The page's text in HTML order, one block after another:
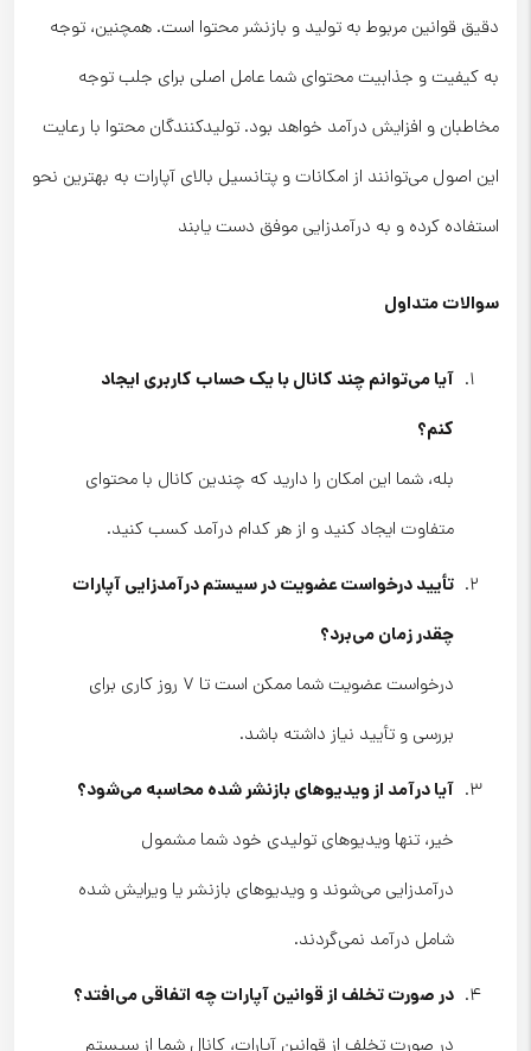
دقیق قوانین مربوط به تولید و بازنشر محتوا است. همچنین، توجه
به کیفیت و جذابیت محتوای شما عامل اصلی برای جلب توجه
مخاطبان و افزایش درآمد خواهد بود. تولیدکنندگان محتوا با رعایت
این اصول می‌توانند از امکانات و پتانسیل بالای آپارات به بهترین نحو
استفاده کرده و به درآمدزایی موفق دست یابند
سوالات متداول
آیا می‌توانم چند کانال با یک حساب کاربری ایجاد
کنم؟
بله، شما این امکان را دارید که چندین کانال با محتوای
متفاوت ایجاد کنید و از هر کدام درآمد کسب کنید.
تأیید درخواست عضویت در سیستم درآمدزایی آپارات
چقدر زمان می‌برد؟
درخواست عضویت شما ممکن است تا ۷ روز کاری برای
بررسی و تأیید نیاز داشته باشد.
آیا درآمد از ویدیوهای بازنشر شده محاسبه می‌شود؟
خیر، تنها ویدیوهای تولیدی خود شما مشمول
درآمدزایی می‌شوند و ویدیوهای بازنشر یا ویرایش شده
شامل درآمد نمی‌گردند.
در صورت تخلف از قوانین آپارات چه اتفاقی می‌افتد؟